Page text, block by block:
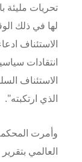
تحريات مليئة
لها في ذلك
الاستئناف
انتقادات
الاستئناف
الذي ارتكبته".
وأمرت
العالمي